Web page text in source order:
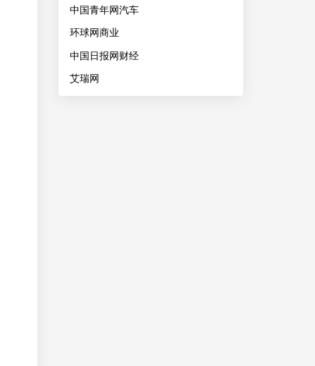
中国青年网汽车
环球网商业
中国日报网财经
艾瑞网